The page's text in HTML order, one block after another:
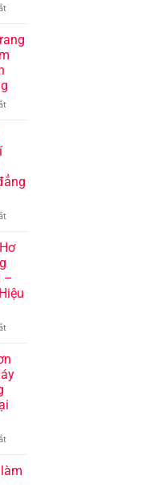
Bước
ở
Cụ
Nail
–
Dẫn
Chi
Đến
Chuyên
ở
trang
trí
Cách
đẹp
và
tạo
dấu
ấn
ở
cụ
nail
nghiệp:
quyết
nên
những
–
ở
Trò
Của
Máy
Đèn
LED
Làm
Khô
ở
Làm